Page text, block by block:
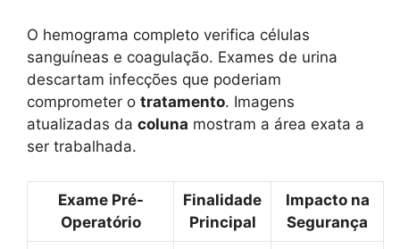
O hemograma completo verifica células
sanguíneas e coagulação. Exames de urina
descartam infecções que poderiam
comprometer o tratamento. Imagens
atualizadas da coluna mostram a área exata a
ser trabalhada.
Exame Pré-
Operatório
Finalidade
Principal
Impacto na
Segurança